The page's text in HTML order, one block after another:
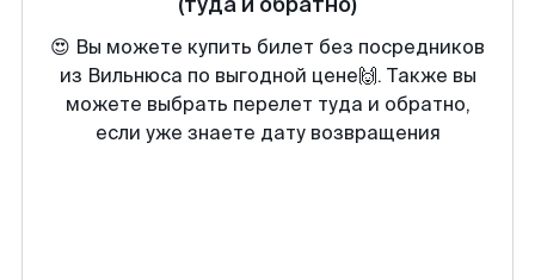
😍 Вы можете купить билет без посредников
из Вильнюса по выгодной цене🙌. Также вы
можете выбрать перелет туда и обратно,
если уже знаете дату возвращения